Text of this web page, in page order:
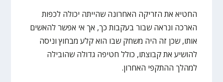
החטיא את הזריקה האחרונה שהייתה יכולה לכפות
הארכה ונראה שבור בעקבות כך, אך אי אפשר להאשים
אותו, שכן זה היה משחק שבו הוא קלע מבחוץ וניסה
להושיע את קבוצתו, כולל חטיפה גדולה שהובילה
למהלך ההתקפי האחרון.